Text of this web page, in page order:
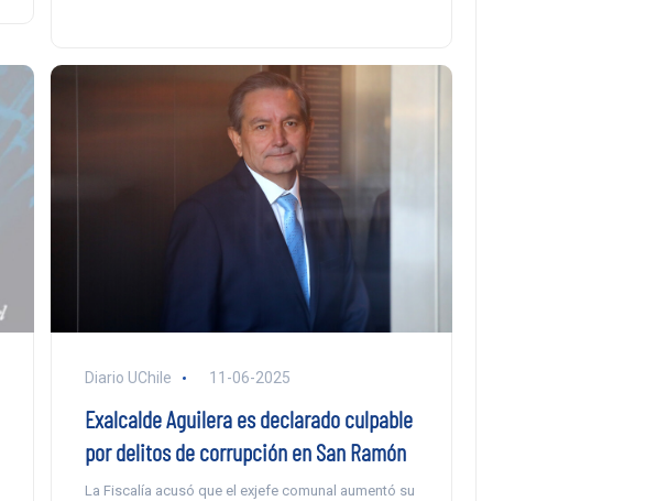
Diario UChile 11-06-2025
Exalcalde Aguilera es declarado culpable
por delitos de corrupción en San Ramón
La Fiscalía acusó que el exjefe comunal aumentó su